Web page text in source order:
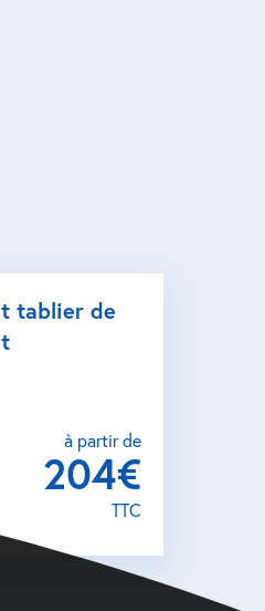
tablier de
à partir de
204€
TTC